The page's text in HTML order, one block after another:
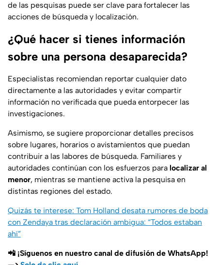
de las pesquisas puede ser clave para fortalecer las
acciones de búsqueda y localización.
¿Qué hacer si tienes información
sobre una persona desaparecida?
Especialistas recomiendan reportar cualquier dato
directamente a las autoridades y evitar compartir
información no verificada que pueda entorpecer las
investigaciones.
Asimismo, se sugiere proporcionar detalles precisos
sobre lugares, horarios o avistamientos que puedan
contribuir a las labores de búsqueda. Familiares y
autoridades continúan con los esfuerzos para localizar al
menor, mientras se mantiene activa la pesquisa en
distintas regiones del estado.
Quizás te interese: Tom Holland desata rumores de boda
con Zendaya tras declaración ambigua: “Todos estaban
ahí”
📲 ¡Síguenos en nuestro canal de difusión de WhatsApp!